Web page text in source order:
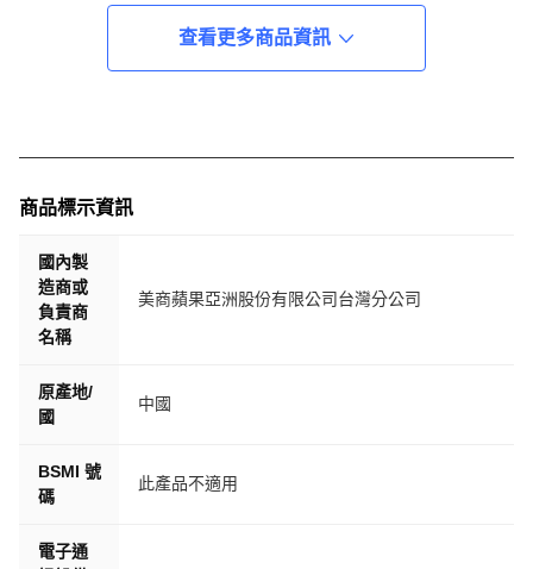
查看更多商品資訊
商品標示資訊
國內製
造商或
負責商
名稱
美商蘋果亞洲股份有限公司台灣分公司
原產地/
國
中國
BSMI 號
碼
此產品不適用
電子通